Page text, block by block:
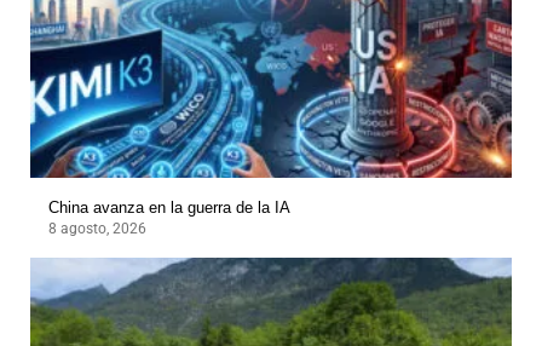
China avanza en la guerra de la IA
8 agosto, 2026